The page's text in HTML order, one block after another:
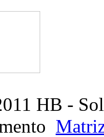
HB -